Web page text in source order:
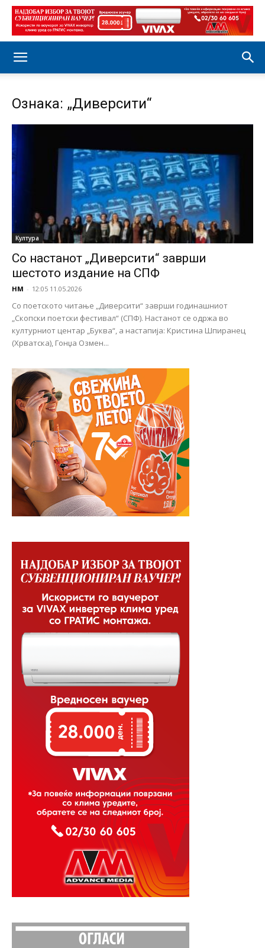
Ознака: „Диверсити“
Култура
Со настанот „Диверсити“ заврши
шестото издание на СПФ
НМ - 12:05 11.05.2026
Со поетското читање „Диверсити“ заврши годинашниот
„Скопски поетски фестивал“ (СПФ). Настанот се одржа во
културниот центар „Буква“, а настапија: Кристина Шпиранец
(Хрватска), Гонџа Озмен...